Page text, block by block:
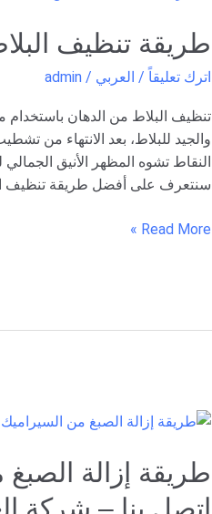
طريقة تنظيف
اترك تعليقاً / العربي /
admin
تنظيف البلاط من الدهان باستخدام
والجيد للبلاط، بعد الانتهاء من
النقاط تشوه المظهر الأنيق
سنتعرف على أفضل طريقة تنظيف
البلاط
من
الدهان
شركة
العربي
Read More »
اتصل بنا – شركة
طريقة
الصبغ
من
السيراميك